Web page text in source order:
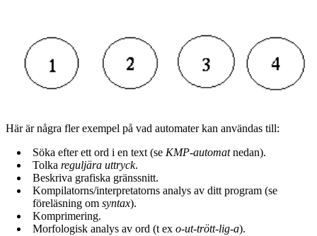
Här är några fler exempel på vad automater kan användas till:
Söka efter ett ord i en text (se KMP-automatnedan).
Tolka reguljära uttryck.
Beskriva grafiska gränssnitt.
Kompilatorns/interpretatorns analys av ditt program (se
föreläsning om syntax).
Komprimering.
Morfologisk analys av ord (t ex o-ut-trött-lig-a).